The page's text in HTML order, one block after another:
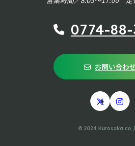
0774-
お問い合わせ
© 2024